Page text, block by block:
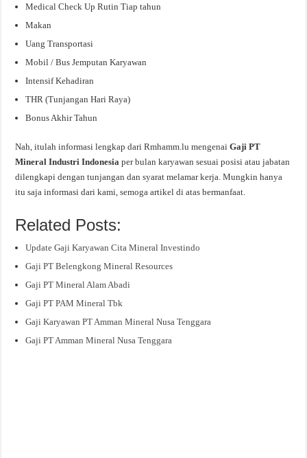
Medical Check Up Rutin Tiap tahun
Makan
Uang Transportasi
Mobil / Bus Jemputan Karyawan
Intensif Kehadiran
THR (Tunjangan Hari Raya)
Bonus Akhir Tahun
Nah, itulah informasi lengkap dari Rmhamm.lu mengenaiGaji PT
Mineral Industri Indonesiaper bulan karyawan sesuai posisi atau jabatan
dilengkapi dengan tunjangan dan syarat melamar kerja. Mungkin hanya
itu saja informasi dari kami, semoga artikel di atas bermanfaat.
Related Posts:
Update Gaji Karyawan Cita Mineral Investindo
Gaji PT Belengkong Mineral Resources
Gaji PT Mineral Alam Abadi
Gaji PT PAM Mineral Tbk
Gaji Karyawan PT Amman Mineral Nusa Tenggara
Gaji PT Amman Mineral Nusa Tenggara